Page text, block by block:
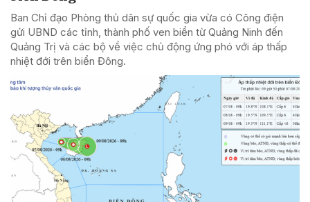
Ban Chỉ đạo Phòng thủ dân sự quốc gia vừa có Công điện
gửi UBND các tỉnh, thành phố ven biển từ Quảng Ninh đến
Quảng Trị và các bộ về việc chủ động ứng phó với áp thấp
nhiệt đới trên biển Đông.